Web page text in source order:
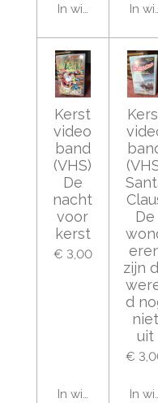
In winkelwagen
In
Kerst
video
band
(VHS)
De
nacht
voor
kerst
€ 3,00
In winkelwagen
De
zijn
d
niet
uit
€
In